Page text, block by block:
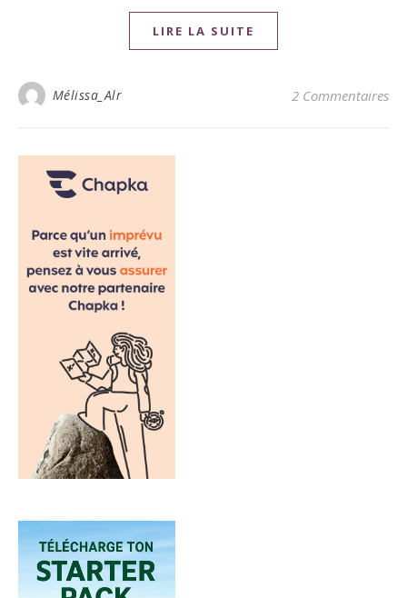
LIRE LA SUITE
Mélissa_Alr 2 Commentaires